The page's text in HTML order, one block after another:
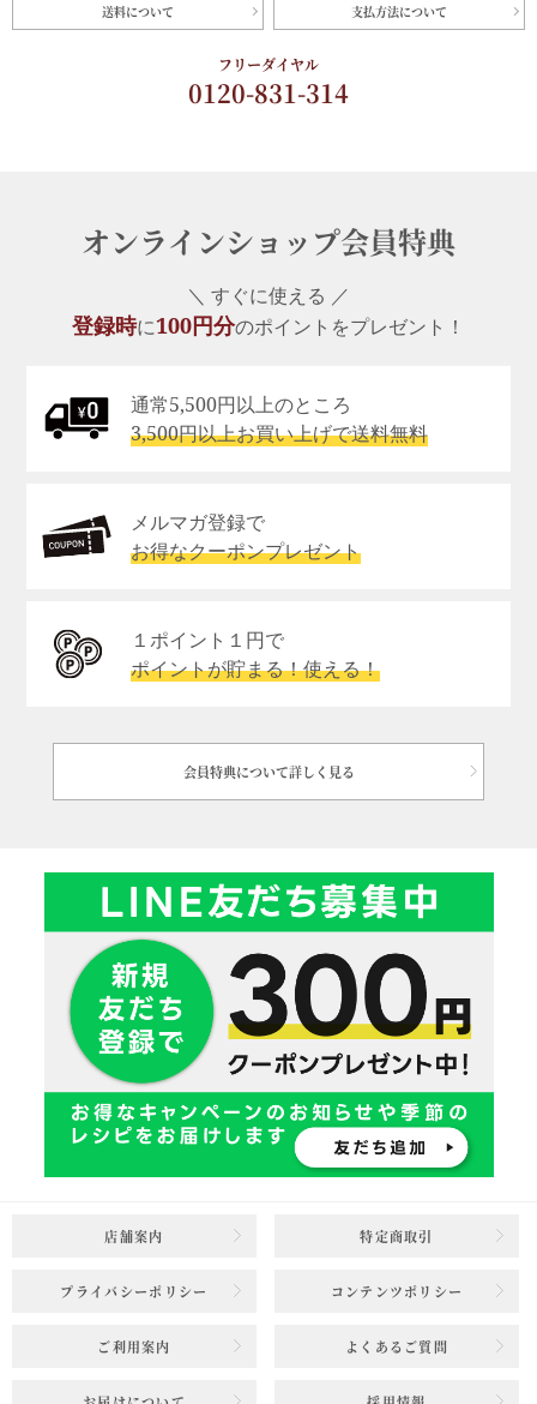
送料について 支払方法について
フリーダイヤル
0120-831-314
オンラインショップ会員特典
＼ すぐに使える ／
登録時に100円分のポイントをプレゼント！
通常5,500円以上のところ
3,500円以上お買い上げで送料無料
メルマガ登録で
お得なクーポンプレゼント
１ポイント１円で
ポイントが貯まる！使える！
会員特典について詳しく見る
店舗案内 特定商取引
プライバシーポリシー コンテンツポリシー
ご利用案内 よくあるご質問